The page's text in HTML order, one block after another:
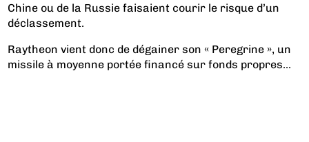
Chine ou de la Russie faisaient courir le risque d’un
déclassement.
Raytheon vient donc de dégainer son « Peregrine », un
missile à moyenne portée financé sur fonds propres...